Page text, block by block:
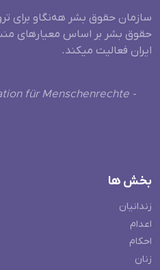
سازمان حقوق بشر هه‌نگاو برای
حقوق بشر بر اساس معیارهای
ایران فعالیت میکند.
für Menschenrechte -
بخش ها
زندانیان
اعدام
احکام
زنان